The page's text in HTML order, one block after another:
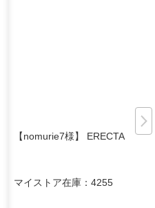
【nomurie7様】 ERECTA
マイストア在庫： 4255